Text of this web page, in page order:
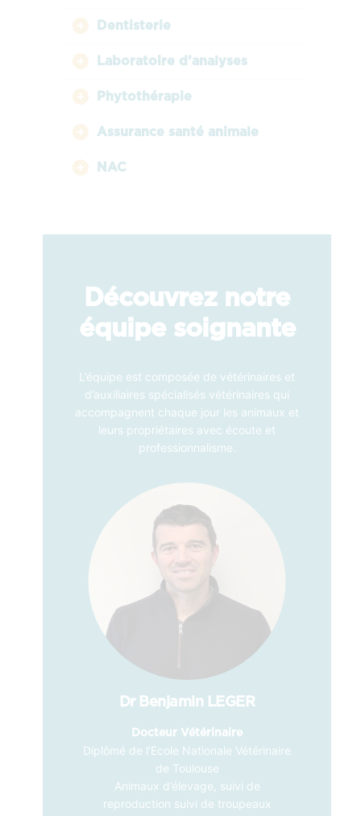
Dentisterie
Laboratoire d’analyses
Phytothérapie
Assurance santé animale
NAC
Découvrez notre
équipe soignante
L’équipe est composée de vétérinaires et
d’auxiliaires spécialisés vétérinaires qui
accompagnent chaque jour les animaux et
leurs propriétaires avec écoute et
professionnalisme.
Dr Benjamin LEGER
Docteur Vétérinaire
Diplômé de l’Ecole Nationale Vétérinaire
de Toulouse
Animaux d’élevage, suivi de
reproduction suivi de troupeaux